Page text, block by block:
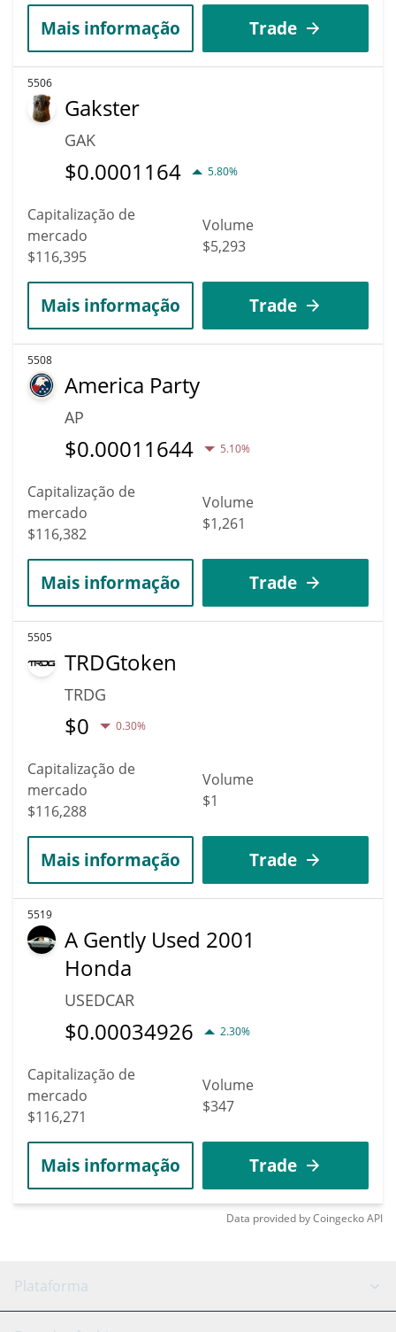
Mais informação Trade
5506
Gakster
GAK
$0.0001164 5.80%
Capitalização de
mercado
$116,395
Volume
$5,293
Mais informação Trade
5508
America Party
AP
$0.00011644 5.10%
Capitalização de
mercado
$116,382
Volume
$1,261
Mais informação Trade
5505
TRDGtoken
TRDG
$0 0.30%
Capitalização de
mercado
$116,288
Volume
$1
Mais informação Trade
5519
A Gently Used 2001
Honda
USEDCAR
$0.00034926 2.30%
Capitalização de
mercado
$116,271
Volume
$347
Mais informação Trade
Data provided byCoingeckoAPI
Plataforma